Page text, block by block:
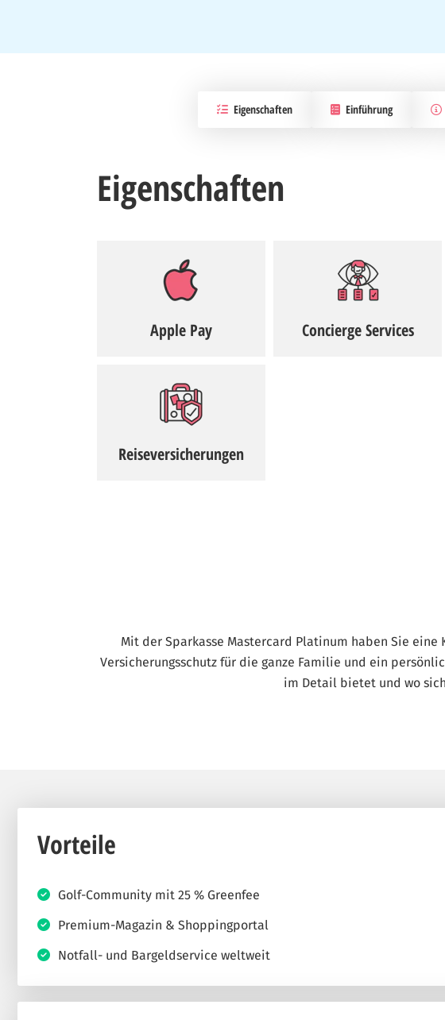
Eigenschaften Einführung
Eigenschaften
Apple Pay Concierge Services
Reiseversicherungen
Mit der Sparkasse Mastercard Platinum haben Sie
Versicherungsschutz für die ganze Familie und ein
im Detail bietet und wo
Vorteile
Golf-Community mit 25 % Greenfee
Premium-Magazin & Shoppingportal
Notfall- und Bargeldservice weltweit